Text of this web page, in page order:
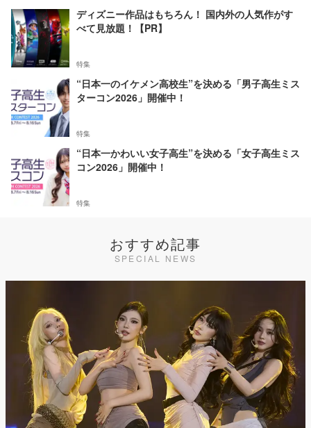
ディズニー作品はもちろん！ 国内外の人気作がす
べて見放題！【PR】
特集
“日本一のイケメン高校生”を決める「男子高生ミス
ターコン2026」開催中！
特集
“日本一かわいい女子高生”を決める「女子高生ミス
コン2026」開催中！
特集
おすすめ記事
SPECIAL NEWS